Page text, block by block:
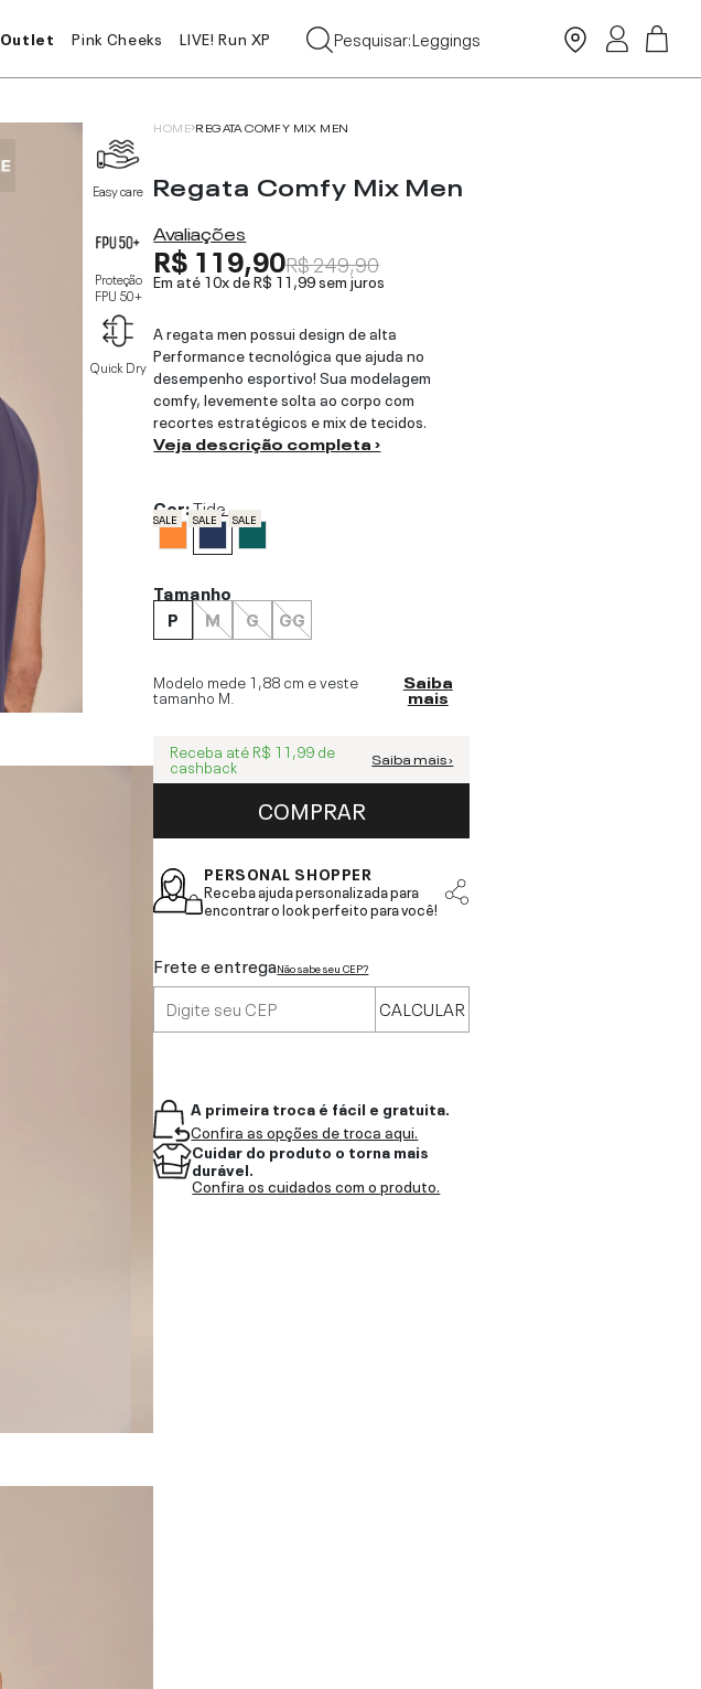
Outlet Pink Cheeks LIVE! Run XP Pesquisar:
Moda Praia
Easy care
Proteção
FPU 50+
Quick Dry
HOME REGATA COMFY MIX MEN
Regata Comfy Mix Men
Avaliações
R$ 119,90R$ 249,90
Em até 10x deR$ 11,99sem juros
A regata men possui design de alta
Performance tecnológica que ajuda no
desempenho esportivo! Sua modelagem
comfy, levemente solta ao corpo com
recortes estratégicos e mix de tecidos.
Veja descrição completa ›
Cor:Tide
SALE SALE SALE
Tamanho
P
M G GG
Modelo mede 1,88 cm e veste
tamanho M
Saiba
mais
Receba até R$ 11,99 de
cashback Saiba mais ›
COMPRAR
PERSONAL SHOPPER
Receba ajuda personalizada para
encontrar o look perfeito para você!
Frete e entregaNão sabe seu CEP?
CALCULAR
A primeira troca é fácil e gratuita.
Confira as opções de troca aqui.
Cuidar do produto o torna mais
durável.
Confira os cuidados com o produto.